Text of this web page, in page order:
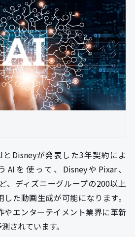
とDisneyが発表した3年契約によ
AIを使って、DisneyやPixar、
、ディズニーグループの200以上
た動画生成が可能になります。
やエンターテイメント業界に革新
されています。